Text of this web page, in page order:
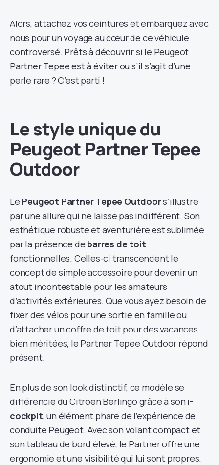
Alors, attachez vos ceintures et embarquez avec
nous pour un voyage au cœur de ce véhicule
controversé. Prêts à découvrir si le Peugeot
Partner Tepee est à éviter ou s’il s’agit d’une
perle rare ? C’est parti !
Le style unique du
Peugeot Partner Tepee
Outdoor
Le Peugeot Partner Tepee Outdoors’illustre
par une allure qui ne laisse pas indifférent. Son
esthétique robuste et aventurière est sublimée
par la présence de barres de toit
fonctionnelles. Celles-ci transcendent le
concept de simple accessoire pour devenir un
atout incontestable pour les amateurs
d’activités extérieures. Que vous ayez besoin de
fixer des vélos pour une sortie en famille ou
d’attacher un coffre de toit pour des vacances
bien méritées, le Partner Tepee Outdoor répond
présent.
En plus de son look distinctif, ce modèle se
différencie du Citroën Berlingo grâce à son i-
cockpit, un élément phare de l’expérience de
conduite Peugeot. Avec son volant compact et
son tableau de bord élevé, le Partner offre une
ergonomie et une visibilité qui lui sont propres.